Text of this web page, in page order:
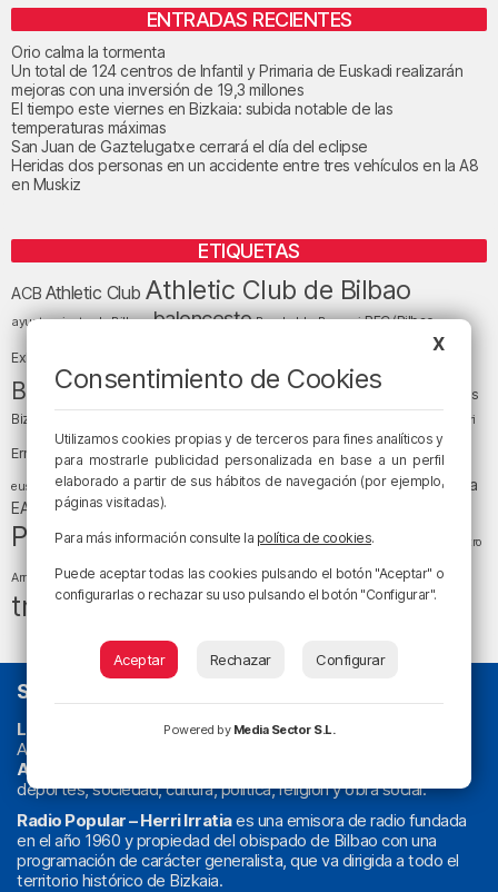
ENTRADAS RECIENTES
Orio calma la tormenta
Un total de 124 centros de Infantil y Primaria de Euskadi realizarán
mejoras con una inversión de 19,3 millones
El tiempo este viernes en Bizkaia: subida notable de las
temperaturas máximas
San Juan de Gaztelugatxe cerrará el día del eclipse
Heridas dos personas en un accidente entre tres vehículos en la A8
en Muskiz
ETIQUETAS
ACB Athletic Club Athletic Club de Bilbao
ayuntamiento de Bilbao baloncesto Barakaldo Basauri BEC (Bilbao
Exhibition Center) Bizkaia
Bizkaia y sus comarcas Copa del Rey cultura
Cáritas
Bizkaia
Diócesis de Bilbao el tiempo Enkarterri
Ernesto Valverde Ertzaintza Euskadi (País Vasco)
euskera fiestas fútbol Gobierno vasco juanma jubera LaLiga LaLiga
EA Sports Liga Endesa
Política religión San Mamés sociedadsucesos Teatro
Arriaga tiempotiempo atmosféricotráfico
tráfico en Bizkaia
SOBRE NOSOTROS
La radio sin cadenas. Desde 1960 haciendo radio en Bilbao.
Actualidad y
Athletic
deportes, sociedad, cultura, política, religión y obra social.
Radio Popular – Herri Irratiaes una emisora de radio fundada
en el año 1960 y propiedad del obispado de Bilbao con una
programación de carácter generalista, que va dirigida a todo el
territorio histórico de Bizkaia.
X
Consentimiento de Cookies
Utilizamos cookies propias y de terceros para fines analíticos y
para mostrarle publicidad personalizada en base a un perfil
elaborado a partir de sus hábitos de navegación (por ejemplo,
páginas visitadas).
Para más información consulte la política de cookies.
Puede aceptar todas las cookies pulsando el botón "Aceptar" o
configurarlas o rechazar su uso pulsando el botón "Configurar".
Aceptar Rechazar Configurar
Powered by Media Sector S.L.